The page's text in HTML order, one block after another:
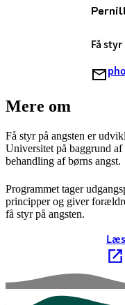
Få
Mere om
Få styr på angsten er
Universitet på baggrund
behandling af børns angst.
Programmet tager
principper og giver
få styr på angsten.